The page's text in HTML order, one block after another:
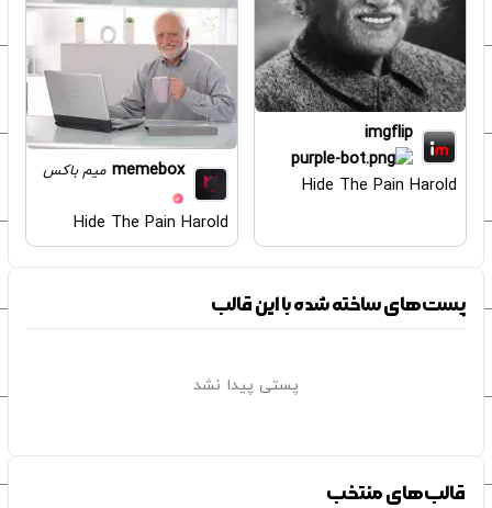
imgflip
Hide The Pain Harold
memebox میم باکس
Hide The Pain Harold
پست‌های ساخته شده با این قالب
پستی پیدا نشد
قالب‌های منتخب